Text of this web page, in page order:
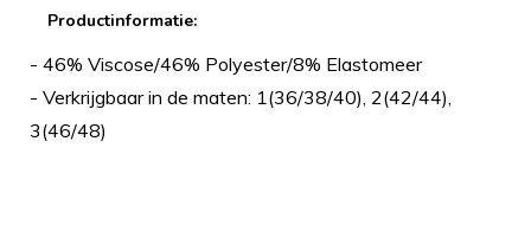
Productinformatie:
- 46% Viscose/46% Polyester/8% Elastomeer
- Verkrijgbaar in de maten: 1(36/38/40), 2(42/44),
3(46/48)